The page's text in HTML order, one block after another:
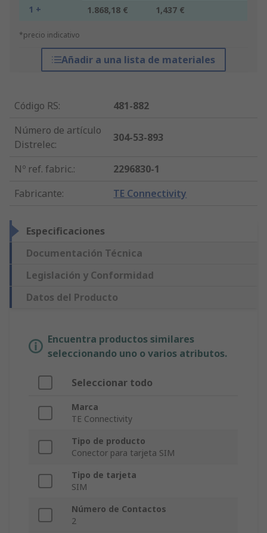
1 + 1.868,18 € 1,437 €
*precio indicativo
Añadir a una lista de materiales
Código RS:
481-882
Número de artículo
Distrelec:
304-53-893
Nº ref. fabric.:
2296830-1
Fabricante: TE Connectivity
Especificaciones
Documentación Técnica
Legislación y Conformidad
Datos del Producto
Encuentra productos similares
seleccionando uno o varios atributos.
Seleccionar todo
Marca
TE Connectivity
Tipo de producto
Conector para tarjeta SIM
Tipo de tarjeta
SIM
Número de Contactos
2